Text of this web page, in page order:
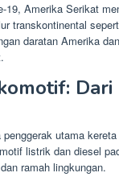
19, Amerika Serikat
transkontinental
daratan Amerika
utama
listrik dan diesel
ramah lingkungan.